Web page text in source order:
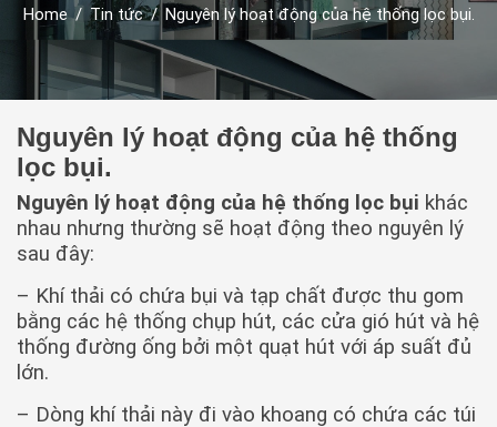
Home / Tin tức / Nguyên lý hoạt động của hệ thống lọc bụi.
Nguyên lý hoạt động của hệ thống
lọc bụi.
Nguyên lý hoạt động của hệ thống lọc bụi khác
nhau nhưng thường sẽ hoạt động theo nguyên lý
sau đây:
– Khí thải có chứa bụi và tạp chất được thu gom
bằng các hệ thống chụp hút, các cửa gió hút và hệ
thống đường ống bởi một quạt hút với áp suất đủ
lớn.
– Dòng khí thải này đi vào khoang có chứa các túi